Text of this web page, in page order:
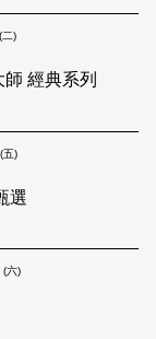
(二)
經典系列
(五)
選
(六)